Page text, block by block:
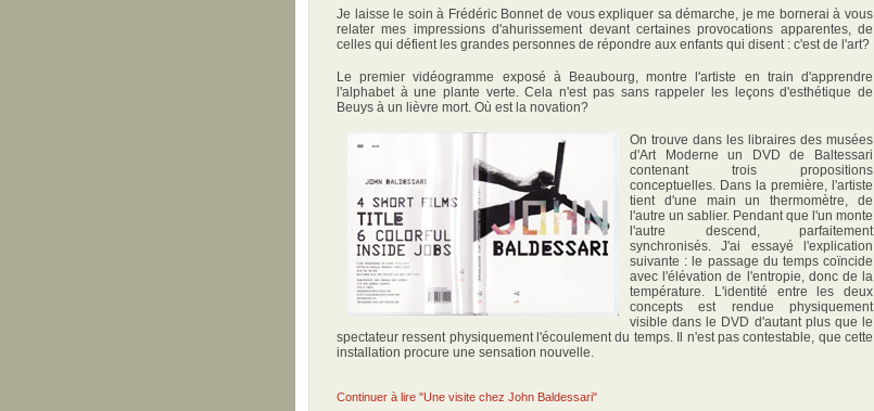
Je laisse le soin à Frédéric Bonnet de vous expliquer sa démarche, je me bornerai à vous
relater mes impressions d'ahurissement devant certaines provocations apparentes, de
celles qui défient les grandes personnes de répondre aux enfants qui disent : c'est de l'art?
Le premier vidéogramme exposé à Beaubourg, montre l'artiste en train d'apprendre
l'alphabet à une plante verte. Cela n'est pas sans rappeler les leçons d'esthétique de
Beuys à un lièvre mort. Où est la novation?
On trouve dans les libraires des musées
d'Art Moderne un DVD de Baltessari
contenant trois propositions
conceptuelles. Dans la première, l'artiste
tient d'une main un thermomètre, de
l'autre un sablier. Pendant que l'un monte
l'autre descend, parfaitement
synchronisés. J'ai essayé l'explication
suivante : le passage du temps coïncide
avec l'élévation de l'entropie, donc de la
température. L'identité entre les deux
concepts est rendue physiquement
visible dans le DVD d'autant plus que le
spectateur ressent physiquement l'écoulement du temps. Il n'est pas contestable, que cette
installation procure une sensation nouvelle.
Continuer à lire "Une visite chez John Baldessari"